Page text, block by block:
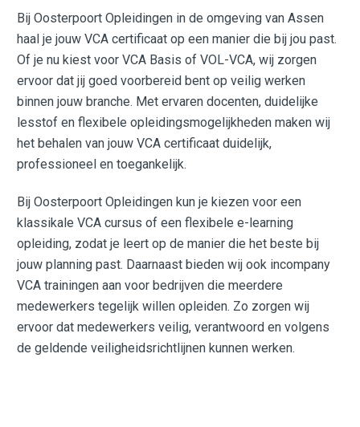
Bij Oosterpoort Opleidingen in de omgeving van Assen
haal je jouw VCA certificaat op een manier die bij jou past.
Of je nu kiest voor VCA Basis of VOL-VCA, wij zorgen
ervoor dat jij goed voorbereid bent op veilig werken
binnen jouw branche. Met ervaren docenten, duidelijke
lesstof en flexibele opleidingsmogelijkheden maken wij
het behalen van jouw VCA certificaat duidelijk,
professioneel en toegankelijk.
Bij Oosterpoort Opleidingen kun je kiezen voor een
klassikale VCA cursus of een flexibele e-learning
opleiding, zodat je leert op de manier die het beste bij
jouw planning past. Daarnaast bieden wij ook incompany
VCA trainingen aan voor bedrijven die meerdere
medewerkers tegelijk willen opleiden. Zo zorgen wij
ervoor dat medewerkers veilig, verantwoord en volgens
de geldende veiligheidsrichtlijnen kunnen werken.